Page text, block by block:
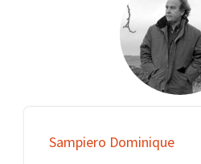
Sampiero Dominique